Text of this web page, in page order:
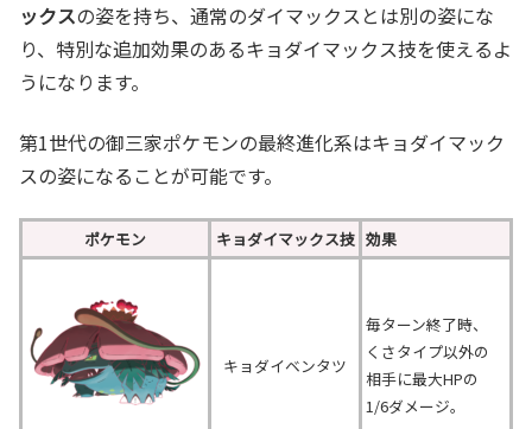
ックスの姿を持ち、通常のダイマックスとは別の姿にな
り、特別な追加効果のあるキョダイマックス技を使えるよ
うになります。
第1世代の御三家ポケモンの最終進化系はキョダイマック
スの姿になることが可能です。
ポケモン キョダイマックス技 効果
キョダイベンタツ
毎ターン終了時、
くさタイプ以外の
相手に最大HPの
1/6ダメージ。